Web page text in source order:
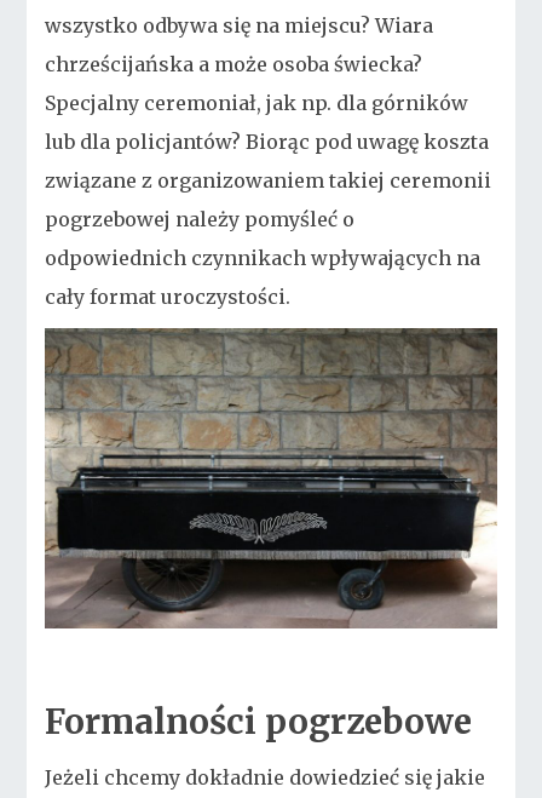
wszystko odbywa się na miejscu? Wiara
chrześcijańska a może osoba świecka?
Specjalny ceremoniał, jak np. dla górników
lub dla policjantów? Biorąc pod uwagę koszta
związane z organizowaniem takiej ceremonii
pogrzebowej należy pomyśleć o
odpowiednich czynnikach wpływających na
cały format uroczystości.
Formalności pogrzebowe
Jeżeli chcemy dokładnie dowiedzieć się jakie